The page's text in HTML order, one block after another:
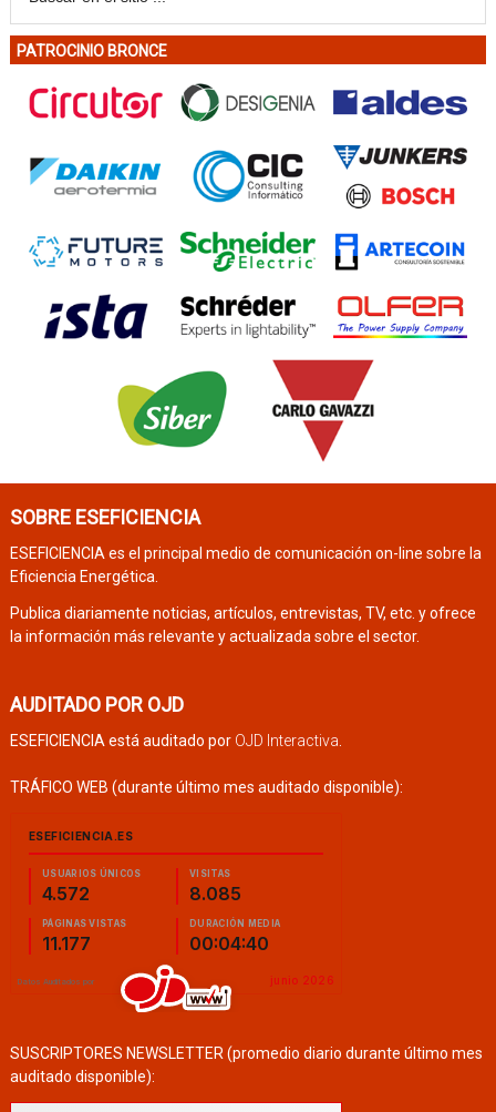
PATROCINIO BRONCE
SOBRE ESEFICIENCIA
ESEFICIENCIA es el principal medio de comunicación on-line sobre la
Eficiencia Energética.
Publica diariamente noticias, artículos, entrevistas, TV, etc. y ofrece
la información más relevante y actualizada sobre el sector.
AUDITADO POR OJD
ESEFICIENCIA está auditado por OJD Interactiva
TRÁFICO WEB (durante último mes auditado disponible):
SUSCRIPTORES NEWSLETTER (promedio diario durante último mes
auditado disponible):